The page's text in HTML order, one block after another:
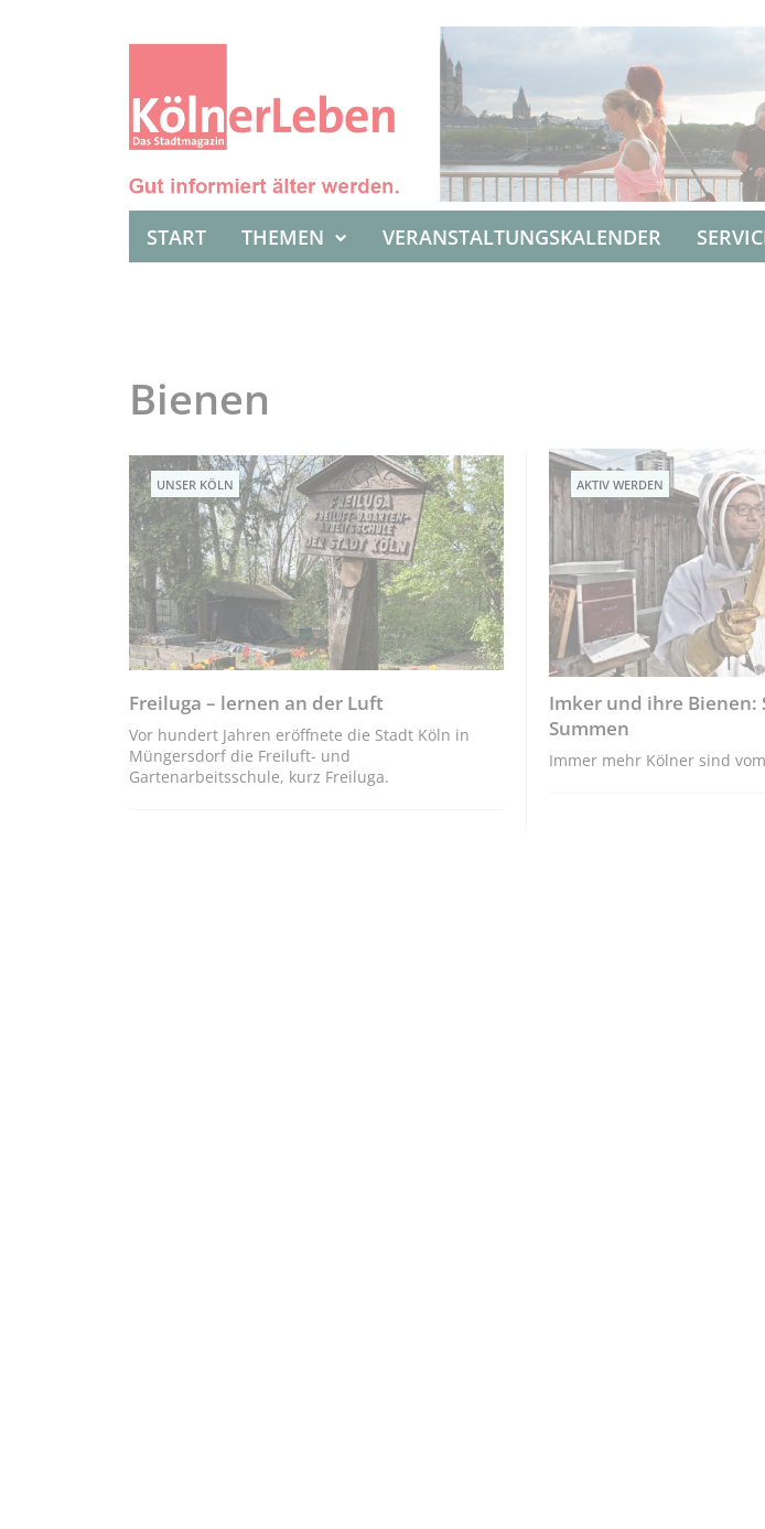
START THEMEN VERANSTALTUNGSKALENDER
Bienen
UNSER KÖLN
Freiluga – lernen an der Luft
Vor hundert Jahren eröffnete die Stadt Köln in
Müngersdorf die Freiluft- und
Gartenarbeitsschule, kurz Freiluga.
AKTIV WERDEN
Imker und ihre Bienen:
Summen
Immer mehr Kölner sind